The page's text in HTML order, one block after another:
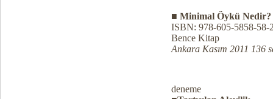
■ Minimal Öykü Nedir?
ISBN: 978-605-5858-58-
Bence Kitap
Ankara Kasım 2011 136
deneme